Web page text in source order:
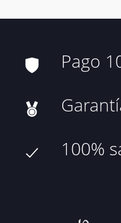
Pago
100%